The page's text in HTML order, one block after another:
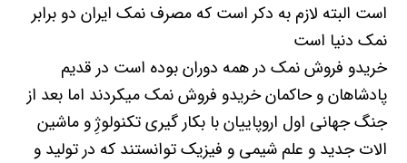
است البته لازم به دکر است که مصرف نمک ایران دو برابر
نمک دنیا است
خریدو فروش نمک در همه دوران بوده است در قدیم
پادشاهان و حاکمان خریدو فروش نمک میکردند اما بعد از
جنگ جهانی اول اروپاییان با بکار گیری تکنولوژِ و ماشین
الات جدید و علم شیمی و فیزیک توانستند که در تولید و